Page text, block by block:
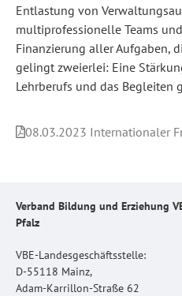
Entlastung von
multiprofessionelle Teams
Finanzierung aller Aufgaben,
gelingt zweierlei: Eine
Lehrberufs und das Begleiten
08.03.2023 Internationaler
Verband Bildung und Erziehung
Pfalz
VBE-Landesgeschäftsstelle:
D-55118 Mainz,
Adam-Karrillon-Straße 62